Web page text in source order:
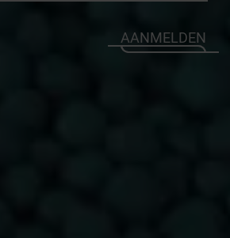
AANMELDEN